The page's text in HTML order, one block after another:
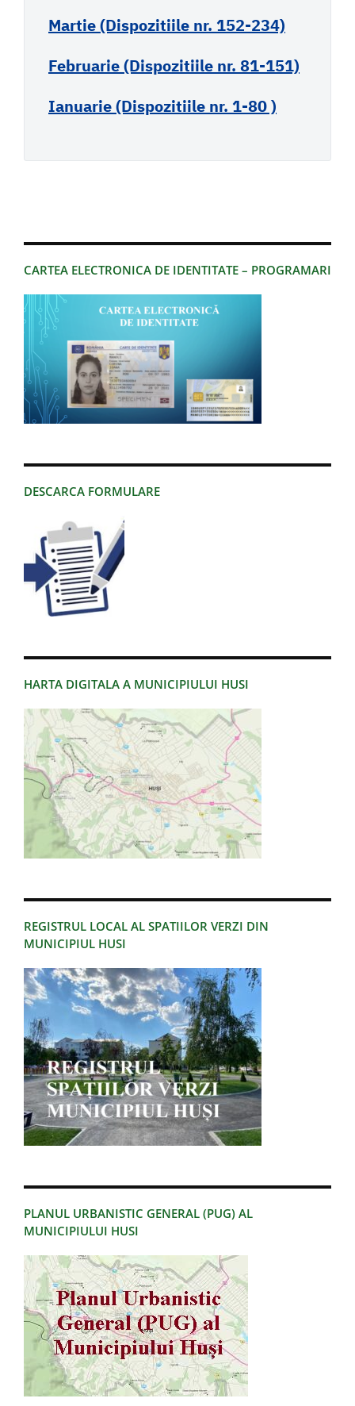
CARTEA ELECTRONICA DE IDENTITATE – PROGRAMARI
DESCARCA FORMULARE
HARTA DIGITALA A MUNICIPIULUI HUSI
REGISTRUL LOCAL AL SPATIILOR VERZI DIN
MUNICIPIUL HUSI
PLANUL URBANISTIC GENERAL (PUG) AL
MUNICIPIULUI HUSI
Martie (Dispozitiile nr. 152-234)
Februarie (Dispozitiile nr. 81-151)
Ianuarie (Dispozitiile nr. 1-80 )